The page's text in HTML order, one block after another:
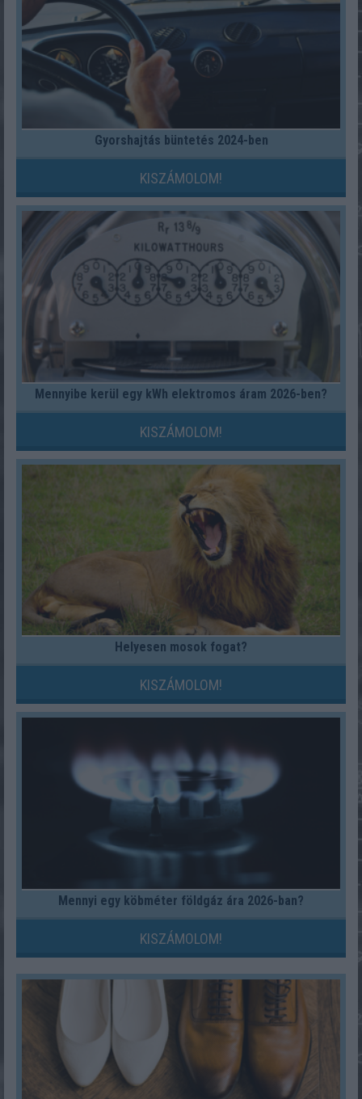
Gyorshajtás büntetés 2024-ben
KISZÁMOLOM!
Mennyibe kerül egy kWh elektromos áram 2026-ben?
KISZÁMOLOM!
Helyesen mosok fogat?
KISZÁMOLOM!
Mennyi egy köbméter földgáz ára 2026-ban?
KISZÁMOLOM!